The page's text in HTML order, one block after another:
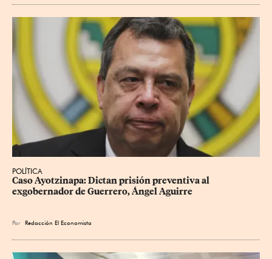
POLÍTICA
Caso Ayotzinapa: Dictan prisión preventiva al
exgobernador de Guerrero, Ángel Aguirre
Por Redacción El Economista